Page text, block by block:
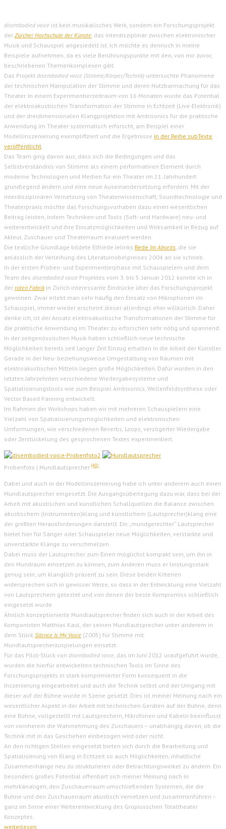
disembodied voice ist kein musikalisches Werk, sondern ein Forschungsprojekt
der Zürcher Hochschule der Künste , das interdisziplinär zwischen elektronischer
Musik und Schauspiel angesiedelt ist. Ich möchte es dennoch in meine
Beispiele aufnehmen, da es viele Berührungspunkte mit den, von mir zuvor,
beschriebenen Themenkomplexen gibt.
Das Projekt disembodied voice (Stimme/Körper/Technik) untersuchte Phänomene
der technischen Manipulation der Stimme und deren Nutzbarmachung für das
Theater. In einem Experimentierzeitraum von 16 Monaten wurde das Potential
der elektroakustischen Transformation der Stimme in Echtzeit (Live-Elektronik)
und der dreidimensionalen Klangprojektion mit Ambisonics für die praktische
Anwendung im Theater systematisch erforscht, am Beispiel einer
Modellinszenierung exemplifiziert und die Ergebnisse in der Reihe subTexte
veröffentlicht
Das Team ging davon aus, dass sich die Bedingungen und das
Selbstverständnis von Stimme als einem performativen Element durch
moderne Technologien und Medien für ein Theater im 21. Jahrhundert
grundlegend ändern und eine neue Auseinandersetzung erfordern. Mit der
interdisziplinären Vernetzung von Theaterwissenschaft, Soundtechnologie und
Theaterpraxis möchte das Forschungsvorhaben dazu einen wesentlichen
Beitrag leisten, indem Techniken und Tools (Soft- und Hardware) neu- und
weiterentwickelt und ihre Einsatzmöglichkeiten und Wirksamkeit in Bezug auf
Akteur, Zuschauer und Theaterraum evaluiert werden.
Die textliche Grundlage bildete Elfriede Jelinks Rede Im Abseits , die sie
anlässlich der Verleihung des Literaturnobelpreises 2004 an sie schrieb.
In der ersten Proben- und Experimentierphase mit Schauspielern und dem
Team des disembodied voice Projektes vom 3. bis 5. Januar 2012 konnte ich in
der roten Fabrikin Zürich interessante Eindrücke über das Forschungsprojekt
gewinnen. Zwar erlebt man sehr häufig den Einsatz von Mikrophonen im
Schauspiel, immer wieder erscheint dieser allerdings eher willkürlich. Daher
denke ich, ist der Ansatz elektroakustische Transformationen der Stimme für
die praktische Anwendung im Theater zu erforschen sehr nötig und spannend.
In der zeitgenössischen Musik haben schließlich neue technische
Möglichkeiten bereits seit langer Zeit Einzug erhalten in die Arbeit der Künstler.
Gerade in der Neu- beziehungsweise Umgestaltung von Räumen mit
elektroakustischen Mitteln liegen große Möglichkeiten. Dafür wurden in den
letzten Jahrzehnten verschiedene Wiedergabesysteme und
Spatialisierungstools wie zum Beispiel Ambisonics, Wellenfeldsynthese oder
Vector Based Panning entwickelt.
Im Rahmen der Workshops haben wir mit mehreren Schauspielern eine
Vielzahl von Spatialisierungsmöglichkeiten und elektronischen
Umformungen, wie verschiedenen Reverbs, Loops, verzögerter Wiedergabe
oder Zerstückelung des gesprochenen Textes experimentiert.
Probenfoto | Mundlautsprecher (41)
Dabei und auch in der Modellinszenierung habe ich unter anderem auch einen
Mundlautsprecher eingesetzt. Die Ausgangsüberlegung dazu war, dass bei der
Arbeit mit akustischen und künstlichen Schallquellen die Balance zwischen
akustischem (Instrumenten)klang und künstlichem (Lautsprecher)klang eine
der größten Herausforderungen darstellt. Ein „mundgerechter“ Lautsprecher
bietet hier für Sänger oder Schauspieler neue Möglichkeiten, verstärkte und
unverstärkte Klänge zu verschmelzen.
Dabei muss der Lautsprecher zum Einen möglichst kompakt sein, um ihn in
den Mundraum einsetzen zu können, zum Anderen muss er leistungsstark
genug sein, um klanglich präsent zu sein. Diese beiden Kriterien
widersprechen sich in gewisser Weise, so dass in der Entwicklung eine Vielzahl
von Lautsprechern getestet und von denen der beste Kompromiss schließlich
eingesetzt wurde.
Ähnlich konzeptionierte Mundlautsprecher finden sich auch in der Arbeit des
Komponisten Matthias Kaul, der seinen Mundlautsprecher unter anderem in
dem Stück Silence Is My Voice (2005) für Stimme mit
Mundlautsprecherzuspielungen einsetzt.
Für das Pilot-Stück von disembodied voice , das im Juni 2012 uraufgeführt wurde,
wurden die hierfür entwickelten technischen Tools im Sinne des
Forschungsprojekts in stark komprimierter Form konsequent in die
Inszenierung eingearbeitet und auch die Technik selbst und der Umgang mit
dieser auf der Bühne wurde in Szene gesetzt. Dies ist meiner Meinung nach ein
wesentlicher Aspekt in der Arbeit mit technischen Geräten auf der Bühne, denn
eine Bühne, vollgestellt mit Lautsprechern, Mikrofonen und Kabeln beeinflusst
von vornherein die Wahrnehmung des Zuschauers – unabhängig davon, ob die
Technik mit in das Geschehen einbezogen wird oder nicht.
An den richtigen Stellen eingesetzt bieten sich durch die Bearbeitung und
Spatialisierung von Klang in Echtzeit so auch Möglichkeiten, inhaltliche
Zusammenhänge neu zu strukturieren oder Betrachtungswinkel zu ändern. Ein
besonders großes Potential offenbart sich meiner Meinung nach in
mehrkanaligen, den Zuschauerraum umschließenden Systemen, die die
Bühne und den Zuschauerraum akustisch vernetzen und zusammenführen –
ganz im Sinne einer Weiterentwicklung des Gropiusschen Totaltheater
Konzeptes.
weiterlesen